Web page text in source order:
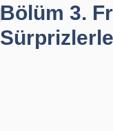
Bölüm 3.